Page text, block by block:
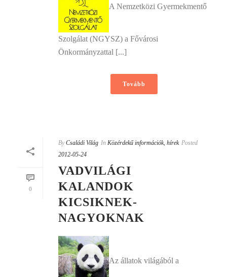
A Nemzetközi Gyermekmentő
Szolgálat (NGYSZ) a Fővárosi
Önkormányzattal [...]
Tovább
0
By Családi Világ In Közérdekű információk, hírek Posted
2012-05-24
VADVILÁGI
KALANDOK
KICSIKNEK-
NAGYOKNAK
Az állatok világából a